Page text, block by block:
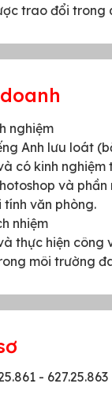
trao đổi trong
nghiệm
Anh lưu loát
có kinh
và
văn phòng.
nhiệm
thực hiện công
môi trường
- 627.25.863